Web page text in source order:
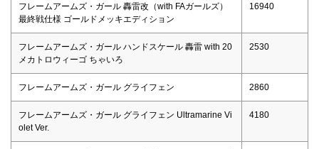
フレームアームズ・ガール 轟雷改（with FAガールズ）
最終戦仕様 ゴールドメッキエディション
16940
フレームアームズ・ガール ハンドスケール 轟雷 with 20
メカトロウィーゴ ちゃいろ
2530
フレームアームズ・ガール グライフェン 2860
フレームアームズ・ガール グライフェン Ultramarine Vi
olet Ver.
4180